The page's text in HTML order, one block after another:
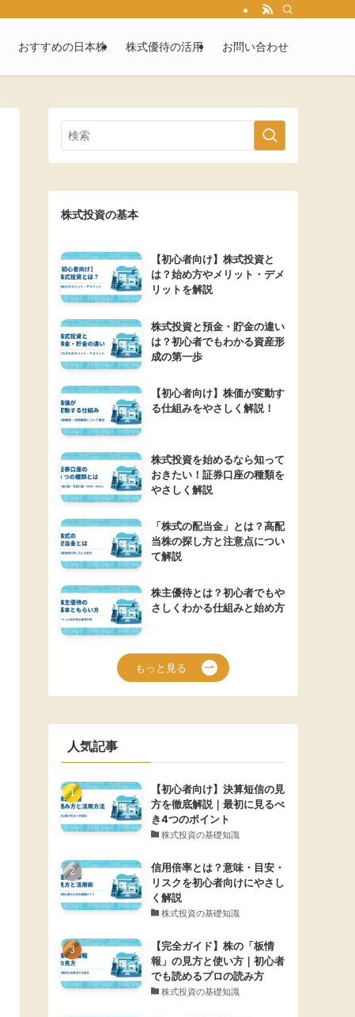
おすすめの日本株 株式優待の活用 お問い合わせ
株式投資の基本
【初心者向け】株式投資と
は？始め方やメリット・デメ
リットを解説
株式投資と預金・貯金の違い
は？初心者でもわかる資産形
成の第一歩
【初心者向け】株価が変動す
る仕組みをやさしく解説！
株式投資を始めるなら知って
おきたい！証券口座の種類を
やさしく解説
「株式の配当金」とは？高配
当株の探し方と注意点につい
て解説
株主優待とは？初心者でもや
さしくわかる仕組みと始め方
もっと見る
人気記事
【初心者向け】決算短信の見
方を徹底解説｜最初に見るべ
き4つのポイント
株式投資の基礎知識
信用倍率とは？意味・目安・
リスクを初心者向けにやさし
く解説
株式投資の基礎知識
【完全ガイド】株の「板情
報」の見方と使い方｜初心者
でも読めるプロの読み方
株式投資の基礎知識